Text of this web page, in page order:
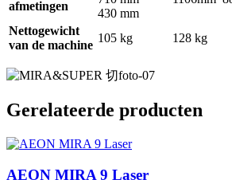
afmetingen
430 mm
Nettogewicht
van de machine
105 kg 128 kg
Gerelateerde producten
AEON MIRA 9 Laser